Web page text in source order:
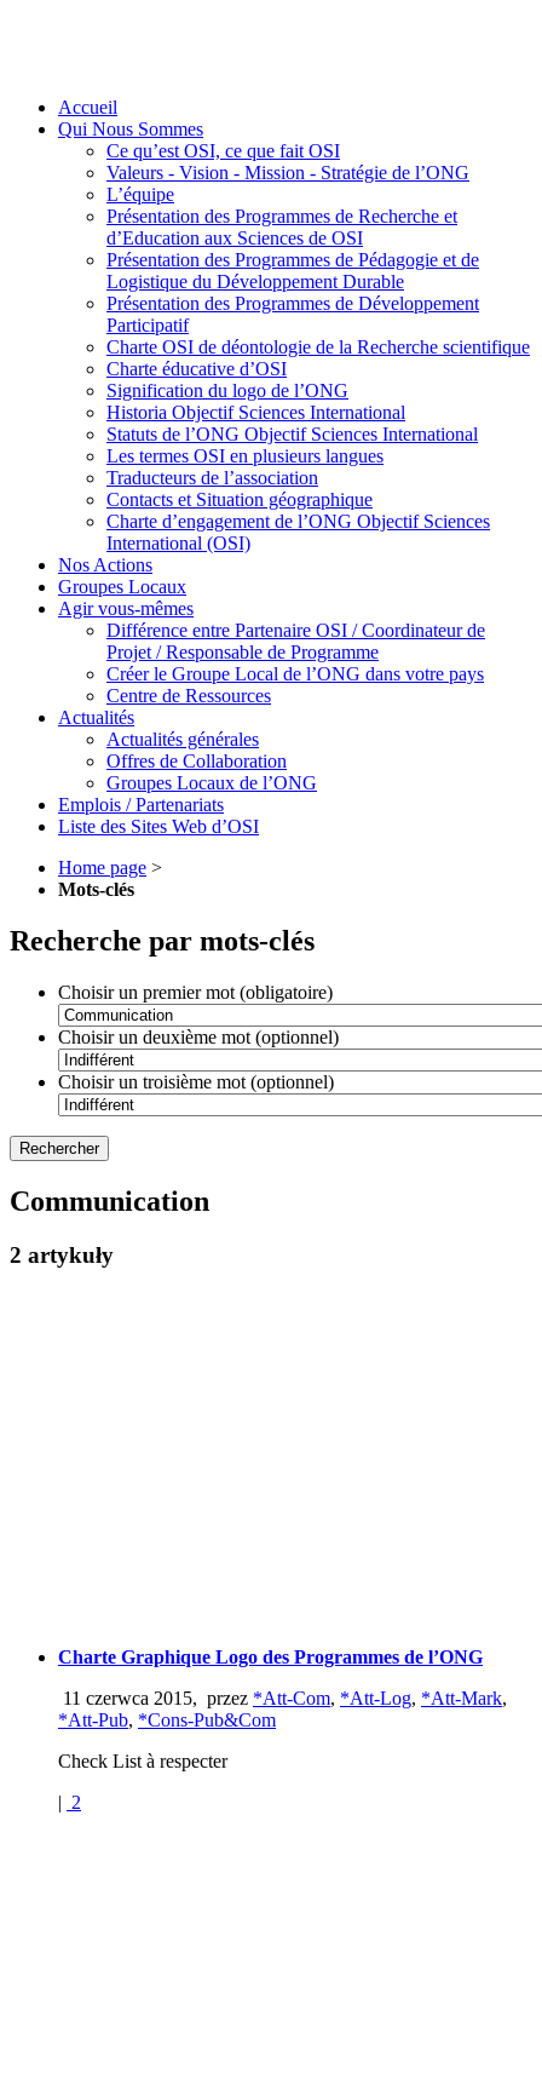
Accueil
Qui Nous Sommes
Ce qu’est OSI, ce que fait OSI
Valeurs - Vision - Mission - Stratégie de l’ONG
L’équipe
Présentation des Programmes de Recherche et
d’Education aux Sciences de OSI
Présentation des Programmes de Pédagogie et de
Logistique du Développement Durable
Présentation des Programmes de Développement
Participatif
Charte OSI de déontologie de la Recherche scientifique
Charte éducative d’OSI
Signification du logo de l’ONG
Historia Objectif Sciences International
Statuts de l’ONG Objectif Sciences International
Les termes OSI en plusieurs langues
Traducteurs de l’association
Contacts et Situation géographique
Charte d’engagement de l’ONG Objectif Sciences
International (OSI)
Nos Actions
Groupes Locaux
Agir vous-mêmes
Différence entre Partenaire OSI / Coordinateur de
Projet / Responsable de Programme
Créer le Groupe Local de l’ONG dans votre pays
Centre de Ressources
Actualités
Actualités générales
Offres de Collaboration
Groupes Locaux de l’ONG
Emplois / Partenariats
Liste des Sites Web d’OSI
Home page >
Mots-clés
Recherche par mots-clés
Choisir un premier mot (obligatoire)
Choisir un deuxième mot (optionnel)
Choisir un troisième mot (optionnel)
Communication
2 artykuły
Charte Graphique Logo des Programmes de l’ONG
11 czerwca 2015, przez *Att-Com, *Att-Log, *Att-Mark,
*Att-Pub, *Cons-Pub&Com
Check List à respecter
| 2